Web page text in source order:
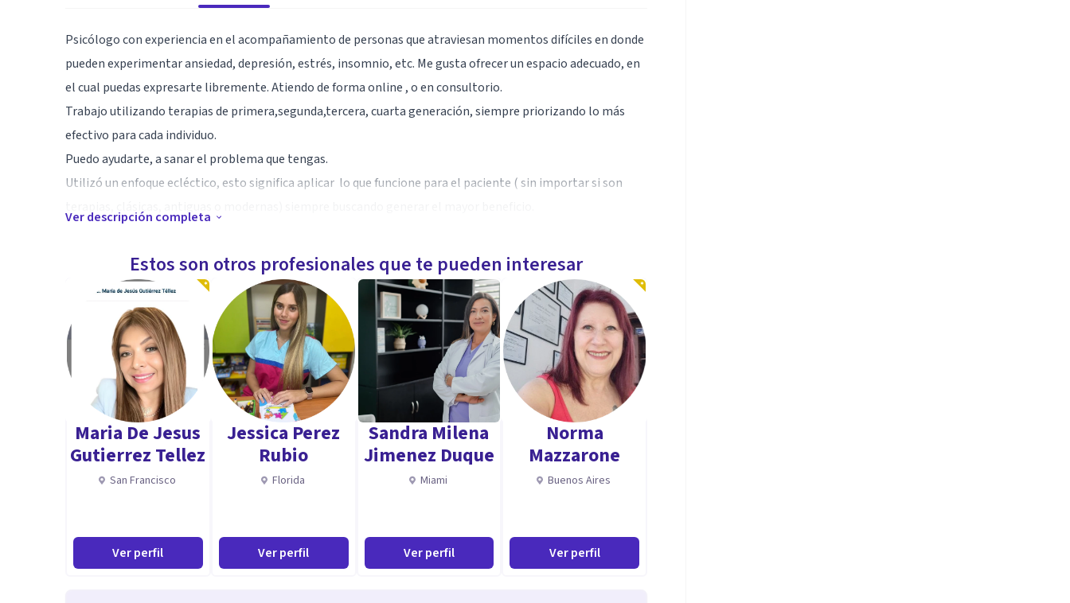
Psicólogo con experiencia en el acompañamiento de personas que atraviesan momentos difíciles en donde
pueden experimentar ansiedad, depresión, estrés, insomnio, etc. Me gusta ofrecer un espacio adecuado, en
el cual puedas expresarte libremente. Atiendo de forma online , o en consultorio.
Trabajo utilizando terapias de primera,segunda,tercera, cuarta generación, siempre priorizando lo más
efectivo para cada individuo.
Puedo ayudarte, a sanar el problema que tengas.
Utilizó un enfoque ecléctico, esto significa aplicar lo que funcione para el paciente ( sin importar si son
Psicólogo de orientación clínico
Aptitudes
Todos mis sentidos se centran en el paciente para escucharlo de forma activa y profunda, buscando siempre
entenderlo en sus afecciones.
Ver descripción completa
Estos son otros profesionales que te pueden interesar
Maria De Jesus
Gutierrez Tellez
San Francisco
Ver perfil
Jessica Perez
Rubio
Florida
Ver perfil
Sandra Milena
Jimenez Duque
Miami
Ver perfil
Norma
Mazzarone
Buenos Aires
Ver perfil